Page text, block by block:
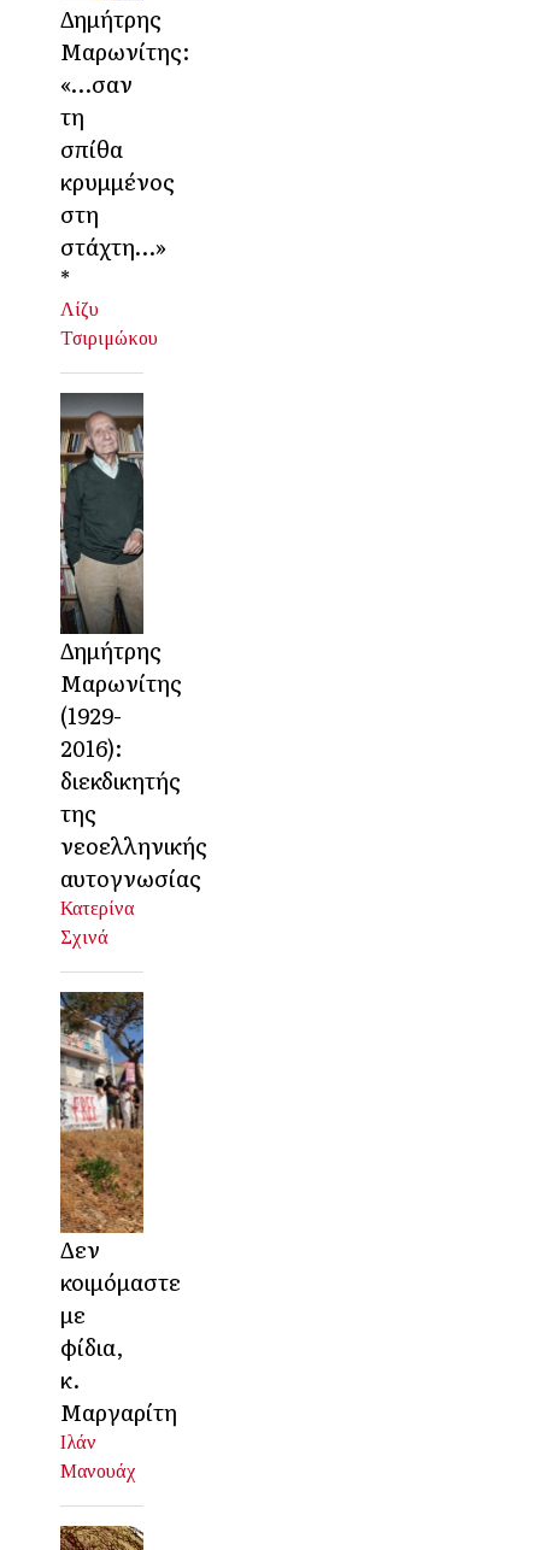
Δημήτρης
Μαρωνίτης:
«…σαν
τη
σπίθα
κρυμμένος
στη
στάχτη…»
*
Λίζυ
Τσιριμώκου
Δημήτρης
Μαρωνίτης
(1929-
2016):
διεκδικητής
της
νεοελληνικής
αυτογνωσίας
Κατερίνα
Σχινά
Δεν
κοιμόμαστε
με
φίδια,
κ.
Μαργαρίτη
Ιλάν
Μανουάχ